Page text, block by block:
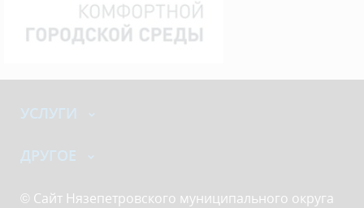
УСЛУГИ
ДРУГОЕ
© Сайт Нязепетровского муниципального округа